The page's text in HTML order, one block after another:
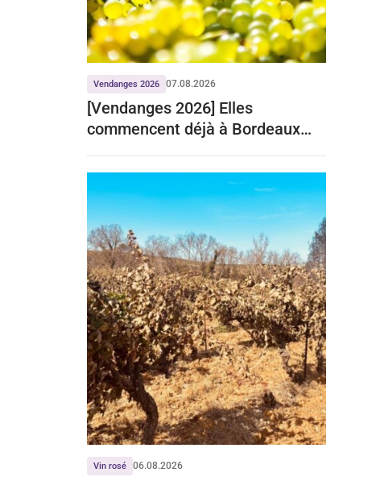
Vendanges 2026 07.08.2026
[Vendanges 2026] Elles
commencent déjà à Bordeaux
Vin rosé 06.08.2026